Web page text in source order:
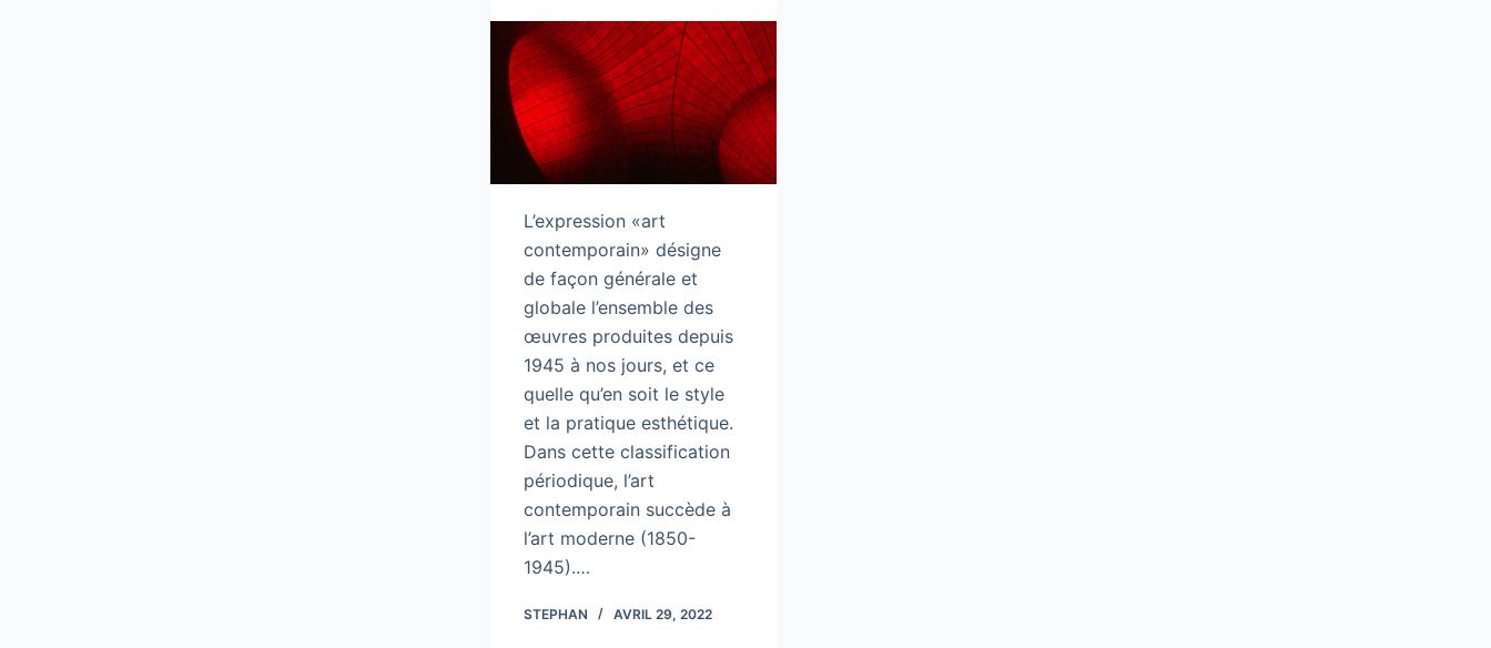
L’expression «art
contemporain» désigne
de façon générale et
globale l’ensemble des
œuvres produites depuis
1945 à nos jours, et ce
quelle qu’en soit le style
et la pratique esthétique.
Dans cette classification
périodique, l’art
contemporain succède à
l’art moderne (1850-
1945).…
STEPHAN AVRIL 29, 2022